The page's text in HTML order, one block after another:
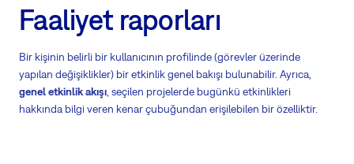
Faaliyet raporları
Bir kişinin belirli bir kullanıcının profilinde (görevler üzerinde
yapılan değişiklikler) bir etkinlik genel bakışı bulunabilir. Ayrıca,
genel etkinlik akışı , seçilen projelerde bugünkü etkinlikleri
hakkında bilgi veren kenar çubuğundan erişilebilen bir özelliktir.